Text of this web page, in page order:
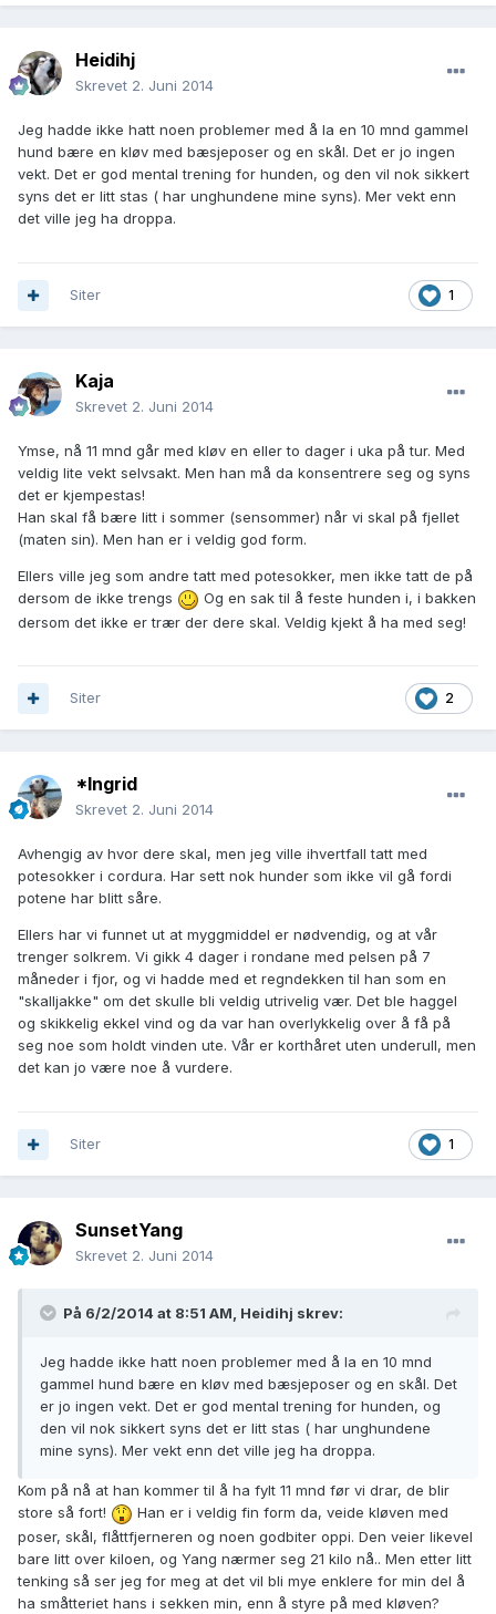
Heidihj
Skrevet 2. Juni 2014
Jeg hadde ikke hatt noen problemer med å la en 10 mnd gammel
hund bære en kløv med bæsjeposer og en skål. Det er jo ingen
vekt. Det er god mental trening for hunden, og den vil nok sikkert
syns det er litt stas ( har unghundene mine syns). Mer vekt enn
det ville jeg ha droppa.
1
Siter
Kaja
Skrevet 2. Juni 2014
Ymse, nå 11 mnd går med kløv en eller to dager i uka på tur. Med
veldig lite vekt selvsakt. Men han må da konsentrere seg og syns
det er kjempestas!
Han skal få bære litt i sommer (sensommer) når vi skal på fjellet
(maten sin). Men han er i veldig god form.
Ellers ville jeg som andre tatt med potesokker, men ikke tatt de på
dersom de ikke trengs
Og en sak til å feste hunden i, i bakken
dersom det ikke er trær der dere skal. Veldig kjekt å ha med seg!
2
Siter
*Ingrid
Skrevet 2. Juni 2014
Avhengig av hvor dere skal, men jeg ville ihvertfall tatt med
potesokker i cordura. Har sett nok hunder som ikke vil gå fordi
potene har blitt såre.
Ellers har vi funnet ut at myggmiddel er nødvendig, og at vår
trenger solkrem. Vi gikk 4 dager i rondane med pelsen på 7
måneder i fjor, og vi hadde med et regndekken til han som en
"skalljakke" om det skulle bli veldig utrivelig vær. Det ble haggel
og skikkelig ekkel vind og da var han overlykkelig over å få på
seg noe som holdt vinden ute. Vår er korthåret uten underull, men
det kan jo være noe å vurdere.
1
Siter
SunsetYang
Skrevet 2. Juni 2014
På 6/2/2014 at 8:51 AM, Heidihj skrev:
Jeg hadde ikke hatt noen problemer med å la en 10 mnd
gammel hund bære en kløv med bæsjeposer og en skål. Det
er jo ingen vekt. Det er god mental trening for hunden, og
den vil nok sikkert syns det er litt stas ( har unghundene
mine syns). Mer vekt enn det ville jeg ha droppa.
Kom på nå at han kommer til å ha fylt 11 mnd før vi drar, de blir
store så fort!
Han er i veldig fin form da, veide kløven med
poser, skål, flåttfjerneren og noen godbiter oppi. Den veier likevel
bare litt over kiloen, og Yang nærmer seg 21 kilo nå.. Men etter litt
tenking så ser jeg for meg at det vil bli mye enklere for min del å
ha småtteriet hans i sekken min, enn å styre på med kløven?